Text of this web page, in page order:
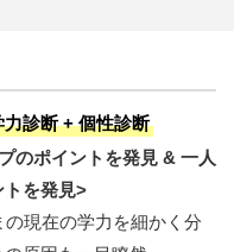
診断 + 個性診断
のポイントを発見 & 一人
トを発見>
現在の学力を細かく分